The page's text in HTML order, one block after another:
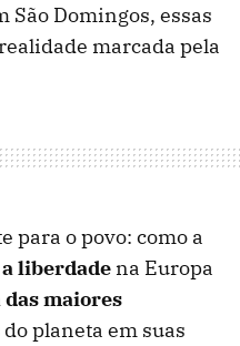
São Domingos, essas
marcada pela
para o povo: como a
liberdade na Europa
maiores
do planeta em suas